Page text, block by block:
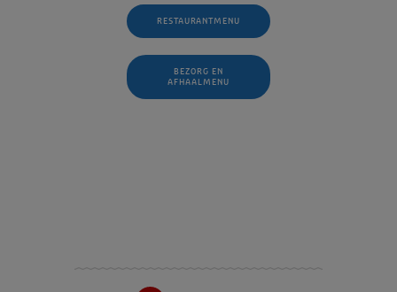
RESTAURANTMENU
BEZORG EN
AFHAALMENU